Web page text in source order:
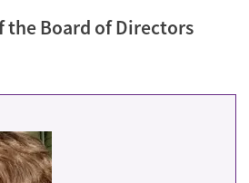
the Board of Directors